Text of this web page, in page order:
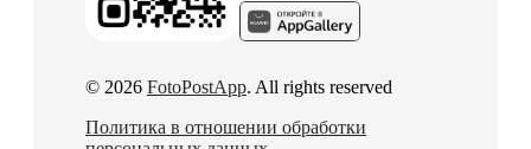
© 2026 FotoPostApp. All rights reserved
Политика в отношении обработки